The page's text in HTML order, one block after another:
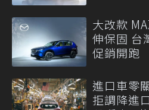
大改款
伸保固 台
促銷開跑
進口車零
拒調降進